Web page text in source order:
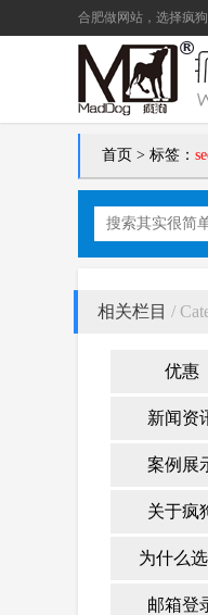
合肥做网站 ，选择疯
首页 > 标签：
相关栏目 /
优惠
新闻资
案例展
关于疯
为什么
邮箱登